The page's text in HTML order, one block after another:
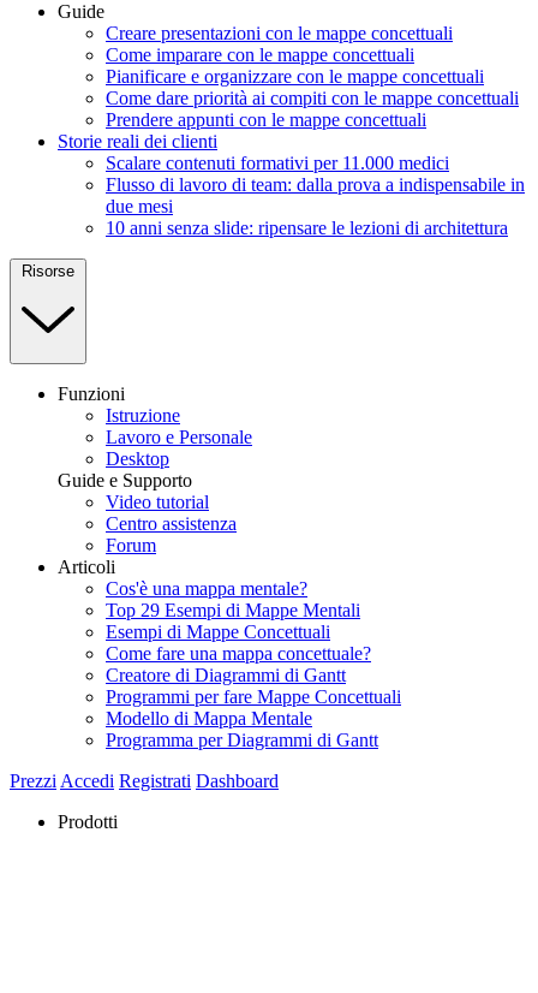
Guide
Creare presentazioni con le mappe concettuali
Come imparare con le mappe concettuali
Pianificare e organizzare con le mappe concettuali
Come dare priorità ai compiti con le mappe concettuali
Prendere appunti con le mappe concettuali
Storie reali dei clienti
Scalare contenuti formativi per 11.000 medici
Flusso di lavoro di team: dalla prova a indispensabile in
due mesi
10 anni senza slide: ripensare le lezioni di architettura
Risorse
Funzioni
Istruzione
Lavoro e Personale
Desktop
Guide e Supporto
Video tutorial
Centro assistenza
Forum
Articoli
Cos'è una mappa mentale?
Top 29 Esempi di Mappe Mentali
Esempi di Mappe Concettuali
Come fare una mappa concettuale?
Creatore di Diagrammi di Gantt
Programmi per fare Mappe Concettuali
Modello di Mappa Mentale
Programma per Diagrammi di Gantt
Prezzi Accedi Registrati Dashboard
Prodotti